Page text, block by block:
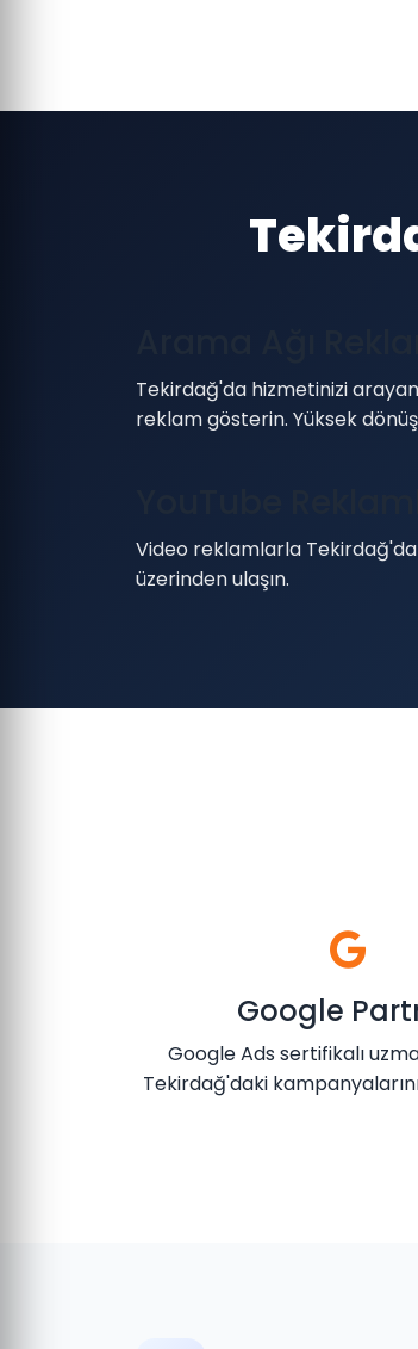
Tekirdağ'da hizmetinizi
reklam gösterin. Yüksek
Video reklamlarla
üzerinden ulaşın.
Google
Google Ads sertifikalı
Tekirdağ'daki